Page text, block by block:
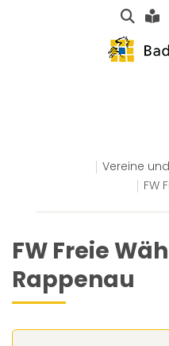
Vereine
FW
FW Freie
Rappenau